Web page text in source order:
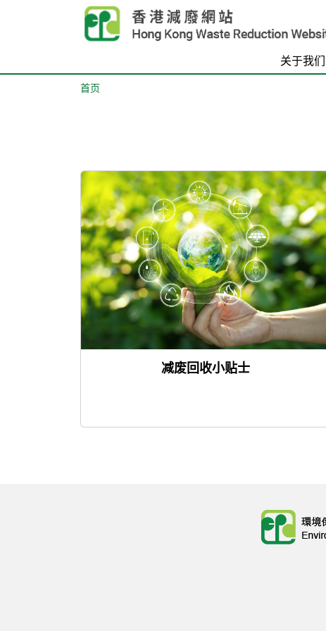
Skip to main content
关于我们
首页
减废回收小贴士